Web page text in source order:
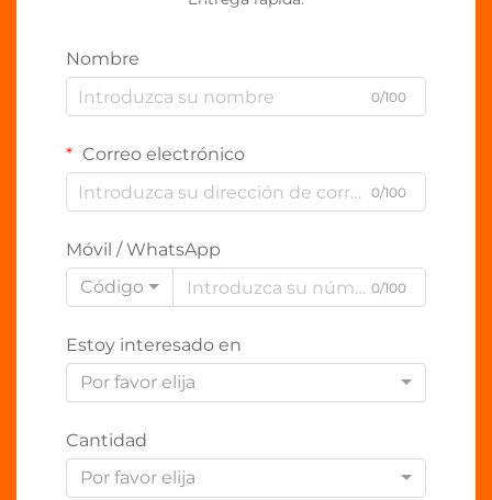
Nombre
0/100
Correo electrónico
0/100
Móvil / WhatsApp
Código
0/100
Estoy interesado en
Por favor elija
Cantidad
Por favor elija